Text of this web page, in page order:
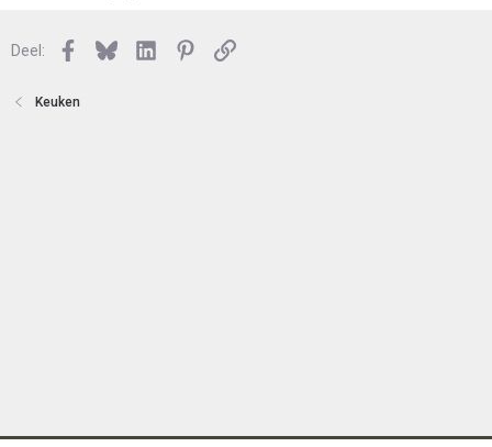
Deel: Facebook
BlueskyLinkedInPinterest
Link
Keuken